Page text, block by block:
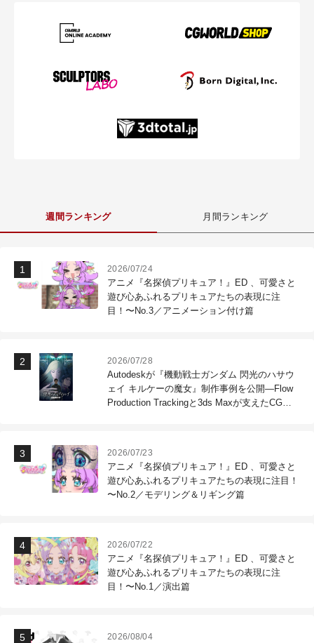
週間ランキング 月間ランキング
2026/07/24
アニメ『名探偵プリキュア！』ED 、可愛さと
遊び心あふれるプリキュアたちの表現に注
目！〜No.3／アニメーション付け篇
2026/07/28
Autodeskが『機動戦士ガンダム 閃光のハサウ
ェイ キルケーの魔女』制作事例を公開―Flow
Production Trackingと3ds Maxが支えたCG制
2026/07/23
アニメ『名探偵プリキュア！』ED 、可愛さと
遊び心あふれるプリキュアたちの表現に注目！
〜No.2／モデリング＆リギング篇
2026/07/22
アニメ『名探偵プリキュア！』ED 、可愛さと
遊び心あふれるプリキュアたちの表現に注
目！〜No.1／演出篇
2026/08/04